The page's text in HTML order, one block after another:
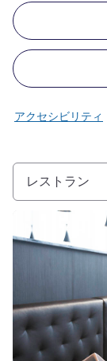
アクセシビリティ
レストラン
詳細を表示